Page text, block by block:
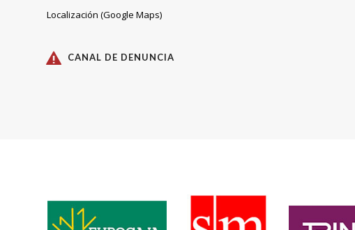
Localización (Google Maps)
CANAL DE DENUNCIA